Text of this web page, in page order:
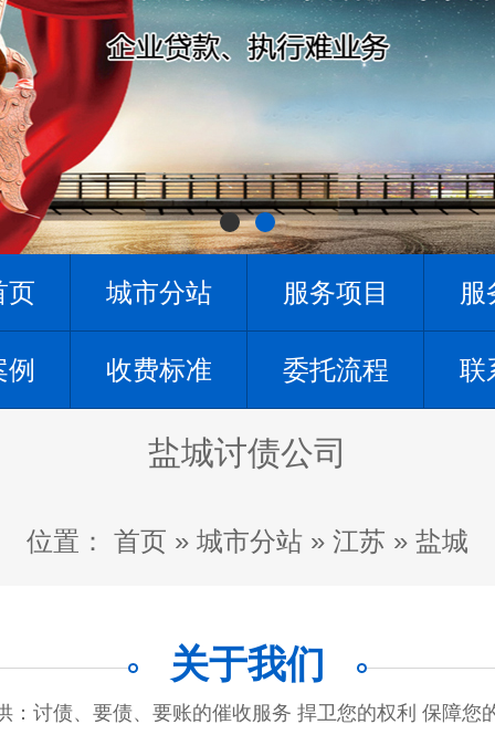
页 城市分站 服务项目 服
收费标准 委托流程 联
盐城讨债公司
位置： 首页 » 城市分站 » 江苏 » 盐城
关于我们
：讨债、要债、要账的催收服务 捍卫您的权利 保障您